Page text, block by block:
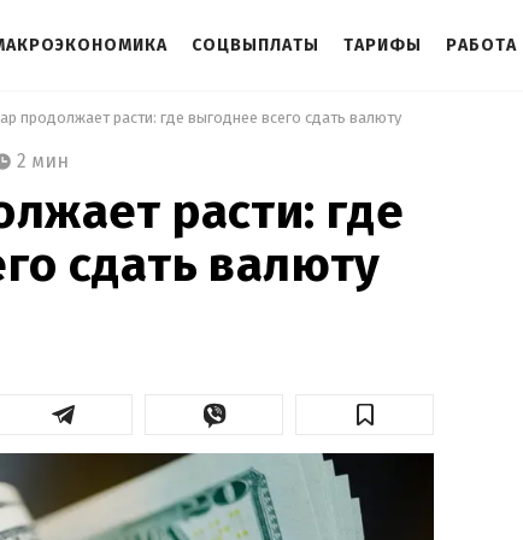
СОЦВЫПЛАТЫ ТАРИФЫ РАБОТА
продолжает расти: где выгоднее всего сдать валюту
2 мин
расти: где
сдать валюту